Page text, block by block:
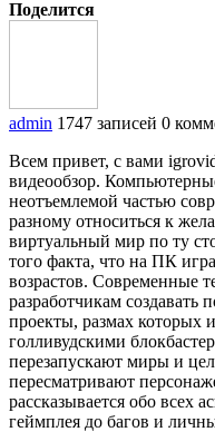
Поделится
admin 1747 записей 0
Всем привет, с вами
видеообзор.
неотъемлемой частью
разному относиться к
виртуальный мир по ту
того факта, что на ПК
возрастов. Современные
разработчикам создавать
проекты, размах которых
голливудскими
перезапускают миры и
пересматривают
рассказывается обо всех
геймплея до багов и